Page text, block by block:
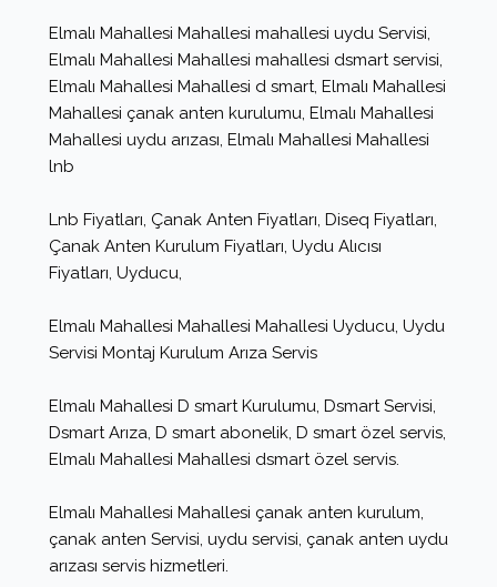
Elmalı Mahallesi Mahallesi mahallesi uydu Servisi,
Elmalı Mahallesi Mahallesi mahallesi dsmart servisi,
Elmalı Mahallesi Mahallesi d smart, Elmalı Mahallesi
Mahallesi çanak anten kurulumu, Elmalı Mahallesi
Mahallesi uydu arızası, Elmalı Mahallesi Mahallesi
lnb
Lnb Fiyatları, Çanak Anten Fiyatları, Diseq Fiyatları,
Çanak Anten Kurulum Fiyatları, Uydu Alıcısı
Fiyatları, Uyducu,
Elmalı Mahallesi Mahallesi Mahallesi Uyducu, Uydu
Servisi Montaj Kurulum Arıza Servis
Elmalı Mahallesi D smart Kurulumu, Dsmart Servisi,
Dsmart Arıza, D smart abonelik, D smart özel servis,
Elmalı Mahallesi Mahallesi dsmart özel servis.
Elmalı Mahallesi Mahallesi çanak anten kurulum,
çanak anten Servisi, uydu servisi, çanak anten uydu
arızası servis hizmetleri.